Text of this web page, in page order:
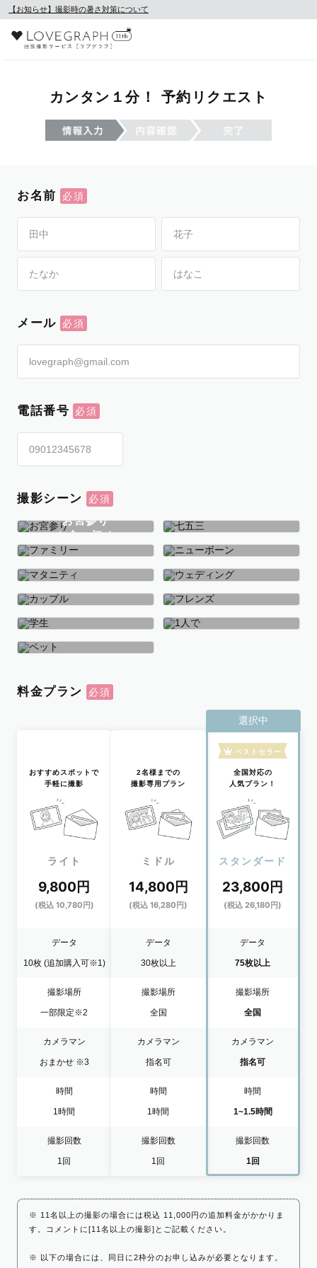
【お知らせ】撮影時の暑さ対策について
カンタン１分！ 予約リクエスト
お名前
メール
電話番号
撮影シーン
お宮参り
お食い初め
七五三
ファミリー ニューボーン
マタニティ ウェディング
カップル フレンズ
学生
料金プラン
おすすめスポットで
手軽に撮影
ライト
9,800円
(税込 10,780円)
データ
10枚 (追加購入可※1)
撮影場所
一部限定※2
カメラマン
おまかせ ※3
時間
1時間
撮影回数
1回
2名様までの
撮影専用プラン
ミドル
14,800円
(税込 16,280円)
データ
30枚以上
撮影場所
全国
カメラマン
指名可
時間
1時間
撮影回数
1回
選択中
ベストセラー
全国対応の
人気プラン！
スタンダード
23,800円
(税込 26,180円)
データ
75枚以上
撮影場所
全国
カメラマン
指名可
時間
1~1.5時間
撮影回数
1回
※ 11名以上の撮影の場合には税込 11,000円の追加料金がかかりま
す。コメントに[11名以上の撮影]とご記載ください。
※ 以下の場合には、同日に2枠分のお申し込みが必要となります。